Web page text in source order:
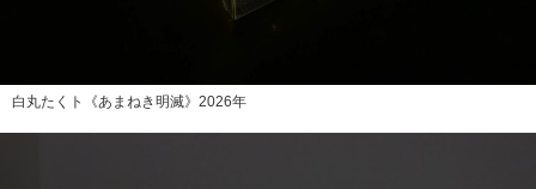
白丸たくト《あまねき明滅》2026年